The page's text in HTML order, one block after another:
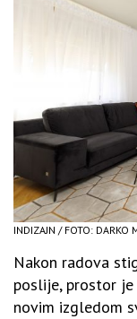
INDIZAJN / FOTO: DARKO
Nakon radova
poslije, prostor
novim izgledom